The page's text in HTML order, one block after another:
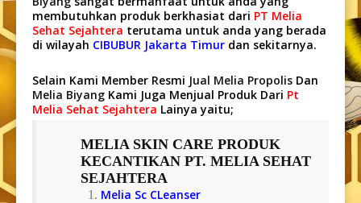
membutuhkan produk berkhasiat dari PT Melia
Sehat Sejahtera terutama untuk anda yang berada
di wilayah CIBUBUR Jakarta Timur dan sekitarnya.
Selain Kami Member Resmi Jual Melia Propolis Dan
Melia Biyang Kami Juga Menjual Produk Dari Pt
Melia Sehat Sejahtera Lainya yaitu;
MELIA SKIN CARE PRODUK
KECANTIKAN PT. MELIA SEHAT
SEJAHTERA
Melia Sc CLeanser